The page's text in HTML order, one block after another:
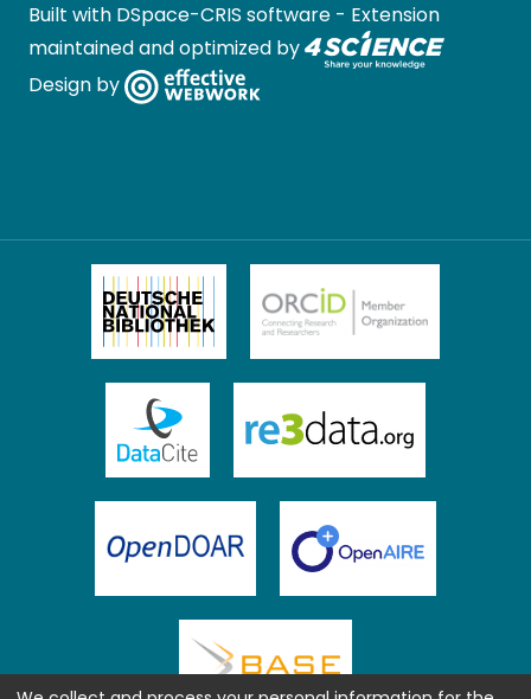
Built with DSpace-CRIS software - Extension
maintained and optimized by
Design by